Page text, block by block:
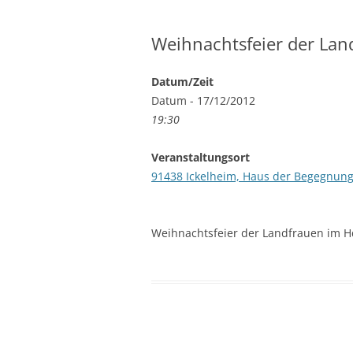
Weihnachtsfeier der
Datum/Zeit
Datum - 17/12/2012
19:30
Veranstaltungsort
91438 Ickelheim, Haus der
Weihnachtsfeier der Landfrauen im